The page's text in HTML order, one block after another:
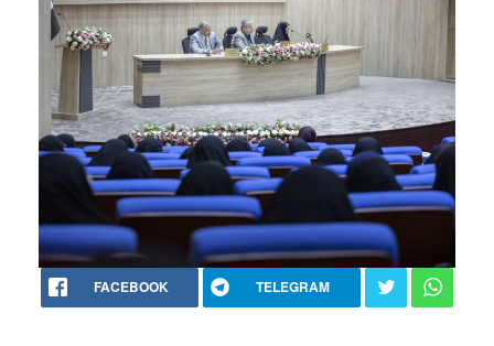
FACEBOOK TELEGRAM